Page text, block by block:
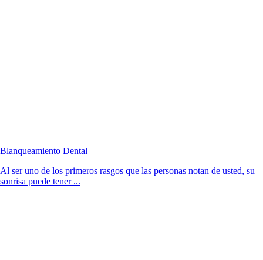
Blanqueamiento Dental
Al ser uno de los primeros rasgos que las personas notan de usted, su
sonrisa puede tener ...